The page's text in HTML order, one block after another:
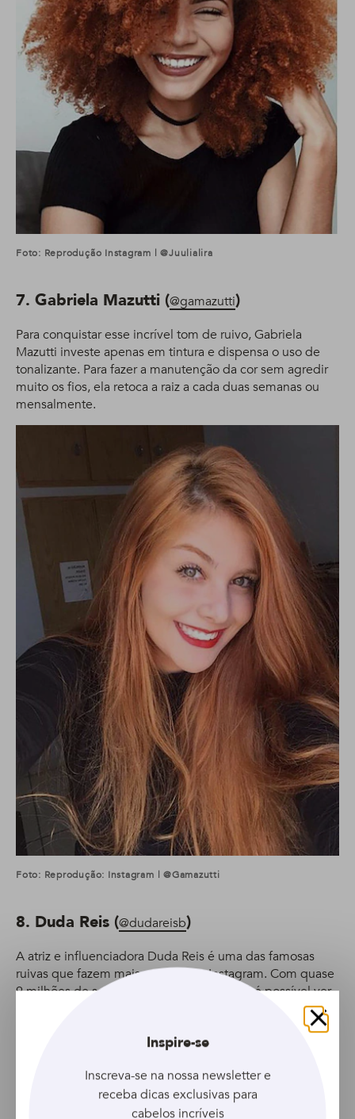
Foto: Reprodução Instagram | @juulialira
7. Gabriela Mazutti (@gamazutti)
Para conquistar esse incrível tom de ruivo, Gabriela
Mazutti investe apenas em tintura e dispensa o uso de
tonalizante. Para fazer a manutenção da cor sem agredir
muito os fios, ela retoca a raiz a cada duas semanas ou
mensalmente.
Foto: Reprodução: Instagram | @gamazutti
8. Duda Reis (@dudareisb)
A atriz e influenciadora Duda Reis é uma das famosas
ruivas que fazem mais sucesso no Instagram. Com quase
9 milhões de seguidores na rede social, lá é possível ver
de tudo: cliques inspiradores de viagem, moda e beleza!
Fechar
Inspire-se
Inscreva-se na nossa newsletter e
receba dicas exclusivas para
cabelos incríveis